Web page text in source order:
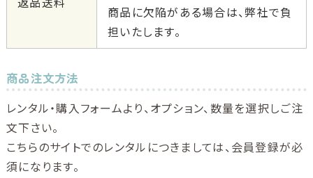
商品に欠陥がある場合は、弊社で負
担いたします。
商品注文方法
レンタル・購入フォームより、オプション、数量を選択しご注
文下さい。
こちらのサイトでのレンタルにつきましては、会員登録が必
須になります。